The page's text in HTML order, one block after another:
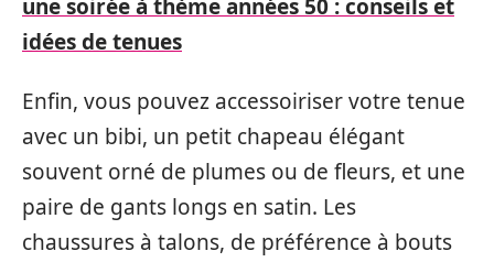
une soirée à thème années 50 : conseils et
idées de tenues
Enfin, vous pouvez accessoiriser votre tenue
avec un bibi, un petit chapeau élégant
souvent orné de plumes ou de fleurs, et une
paire de gants longs en satin. Les
chaussures à talons, de préférence à bouts